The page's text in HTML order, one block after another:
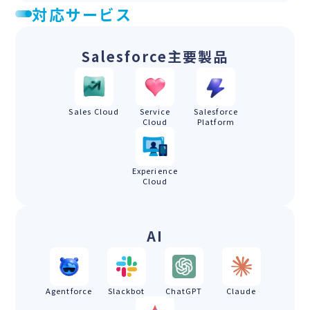
対応サービス
Salesforce主要製品
Sales Cloud
Service
Cloud
Salesforce
Platform
Experience
Cloud
AI
Agentforce Slackbot ChatGPT Claude